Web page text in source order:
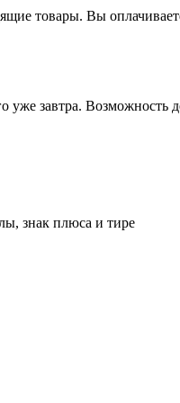
товары. Вы
уже завтра. Возможность
знак плюса и тире